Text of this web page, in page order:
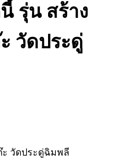
รุ่น สร้าง
วัดประดู่
วัดประดู่ฉิมพลี